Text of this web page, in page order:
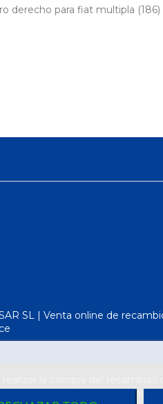
derecho para fiat multipla (186)
SL | Venta online de
la compra del recambios
marcas de vehículos. Compra